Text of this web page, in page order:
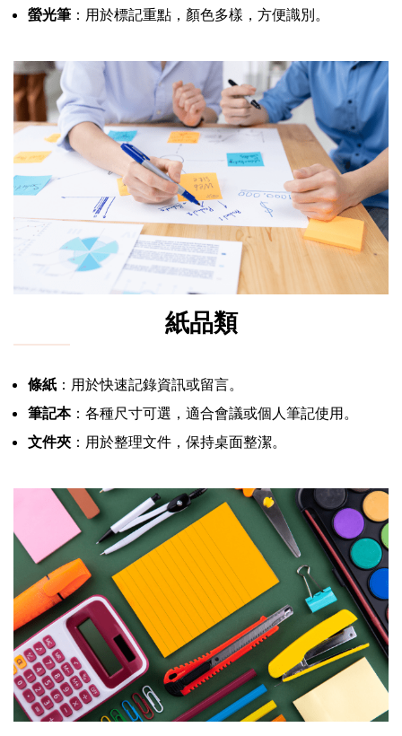
螢光筆 ：用於標記重點，顏色多樣，方便識別。
紙品類
條紙 ：用於快速記錄資訊或留言。
筆記本：各種尺寸可選，適合會議或個人筆記使用。
文件夾 ：用於整理文件，保持桌面整潔。